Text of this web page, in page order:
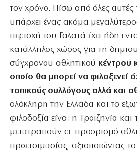
τον χρόνο. Πίσω από όλες αυτές
υπάρχει ένας ακόμα
περιοχή του Γαλατά έχει ήδη
κατάλληλος χώρος για τη
σύγχρονου αθλητικού κέντρου
οποίο θα μπορεί να φιλοξενεί
τοπικούς συλλόγους αλλά και
ολόκληρη την Ελλάδα και το
φιλοδοξία είναι η Τροιζηνία
μετατραπούν σε προορισμό
προετοιμασίας, αξιοποιώντας